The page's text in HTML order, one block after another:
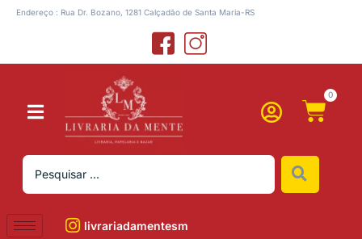
Endereço : Rua Dr. Bozano, 1281 Calçadão de Santa Maria-RS
0
livrariadamentesm